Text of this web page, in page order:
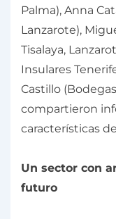
Palma), Anna
Lanzarote),
Tisalaya,
Insulares
Castillo
compartieron
características
Un sector con
futuro